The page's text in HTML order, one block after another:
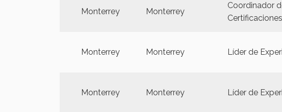
Monterrey Monterrey
Coordinador
Certificaciones
Monterrey Monterrey Líder de
Monterrey Monterrey Líder de